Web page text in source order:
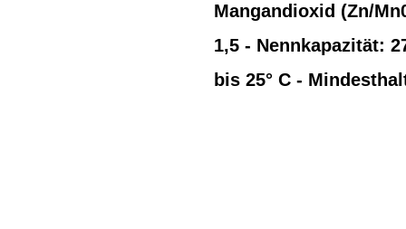
Mangandioxid (Zn/
1,5 - Nennkapazität:
bis 25° C -